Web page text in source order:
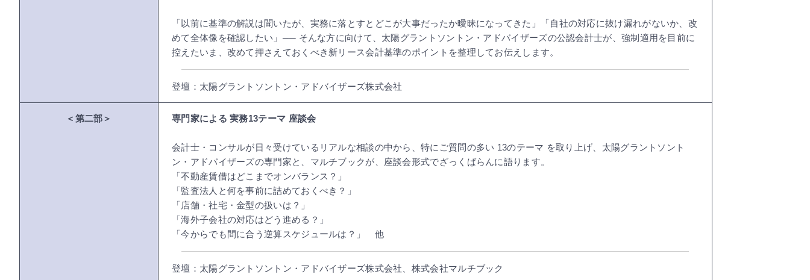
「以前に基準の解説は聞いたが、実務に落とすとどこが大事だったか曖昧になってきた」「自社の対応に抜け漏れがないか、改
めて全体像を確認したい」── そんな方に向けて、太陽グラントソントン・アドバイザーズの公認会計士が、強制適用を目前に
控えたいま、改めて押さえておくべき新リース会計基準のポイントを整理してお伝えします。
登壇：太陽グラントソントン・アドバイザーズ株式会社
＜第二部＞ 専門家による 実務13テーマ 座談会
会計士・コンサルが日々受けているリアルな相談の中から、特にご質問の多い 13のテーマ を取り上げ、太陽グラントソント
ン・アドバイザーズの専門家と、マルチブックが、座談会形式でざっくばらんに語ります。
「不動産賃借はどこまでオンバランス？」
「監査法人と何を事前に詰めておくべき？」
「店舗・社宅・金型の扱いは？」
「海外子会社の対応はどう進める？」
「今からでも間に合う逆算スケジュールは？」 他
登壇：太陽グラントソントン・アドバイザーズ株式会社、株式会社マルチブック